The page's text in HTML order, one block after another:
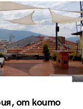
от които